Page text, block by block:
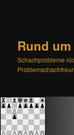
Rund
Schachprobleme